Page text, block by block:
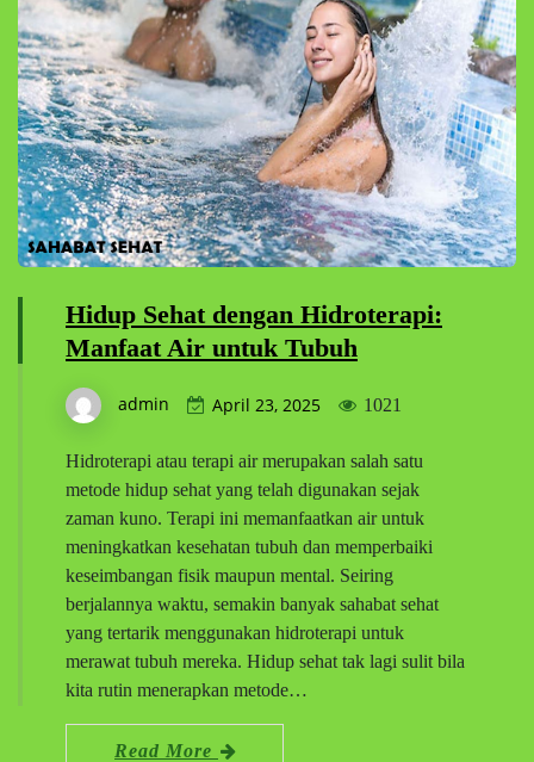
Hidup Sehat dengan Hidroterapi:
Manfaat Air untuk Tubuh
admin April 23, 2025 1021
Hidroterapi atau terapi air merupakan salah satu
metode hidup sehat yang telah digunakan sejak
zaman kuno. Terapi ini memanfaatkan air untuk
meningkatkan kesehatan tubuh dan memperbaiki
keseimbangan fisik maupun mental. Seiring
berjalannya waktu, semakin banyak sahabat sehat
yang tertarik menggunakan hidroterapi untuk
merawat tubuh mereka. Hidup sehat tak lagi sulit bila
kita rutin menerapkan metode…
Read More